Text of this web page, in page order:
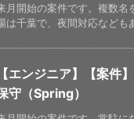
月開始の案件です。複数名
は千葉で、夜間対応なども
【エンジニア】【案件
守（Spring）